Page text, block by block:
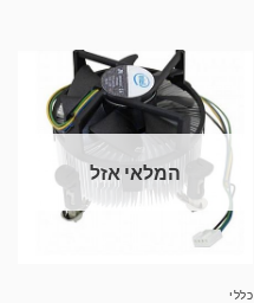
המלאי אזל
כללי